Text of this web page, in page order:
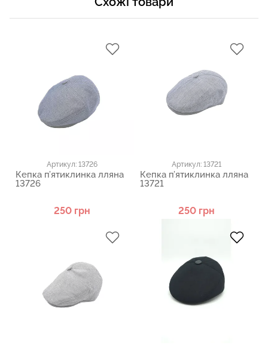
Артикул: 13726
Кепка п’ятиклинка лляна
13726
250 грн
Артикул: 13721
Кепка п’ятиклинка лляна
13721
250 грн